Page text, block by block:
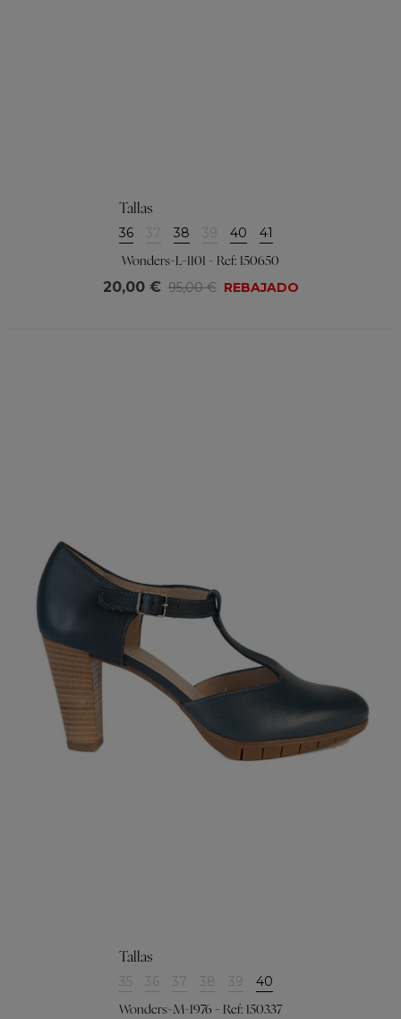
Tallas
36 37 38 39 40 41
Wonders-L-1101 - Ref: 150650
20,00 € 95,00 € REBAJADO
Tallas
35 36 37 38 39 40
Wonders-M-1976 - Ref: 150337